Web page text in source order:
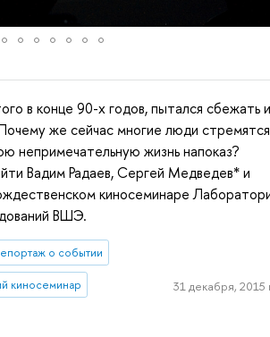
в конце 90-х годов, пытался сбежать
же сейчас многие люди стремятся
непримечательную жизнь напоказ?
Вадим Радаев, Сергей Медведев* и
киносеминаре
ВШЭ.
о событии
киносеминар 31 декабря, 2015